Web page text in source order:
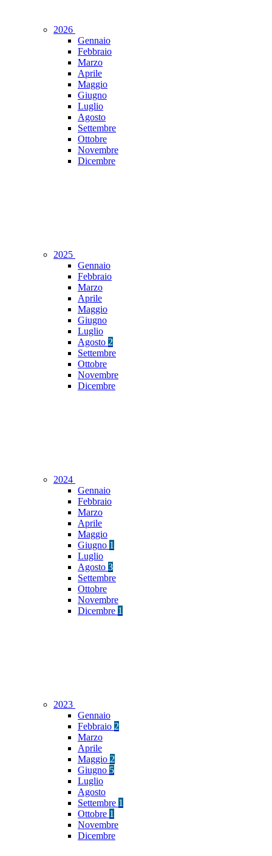
2026
Gennaio
Febbraio
Marzo
Aprile
Maggio
Giugno
Luglio
Agosto
Settembre
Ottobre
Novembre
Dicembre
2025
Gennaio
Febbraio
Marzo
Aprile
Maggio
Giugno
Luglio
Agosto 2
Settembre
Ottobre
Novembre
Dicembre
2024
Gennaio
Febbraio
Marzo
Aprile
Maggio
Giugno 1
Luglio
Agosto 3
Settembre
Ottobre
Novembre
Dicembre 1
2023
Gennaio
Febbraio 2
Marzo
Aprile
Maggio 2
Giugno 5
Luglio
Agosto
Settembre 1
Ottobre 1
Novembre
Dicembre